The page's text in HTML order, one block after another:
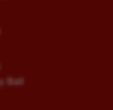
Ball